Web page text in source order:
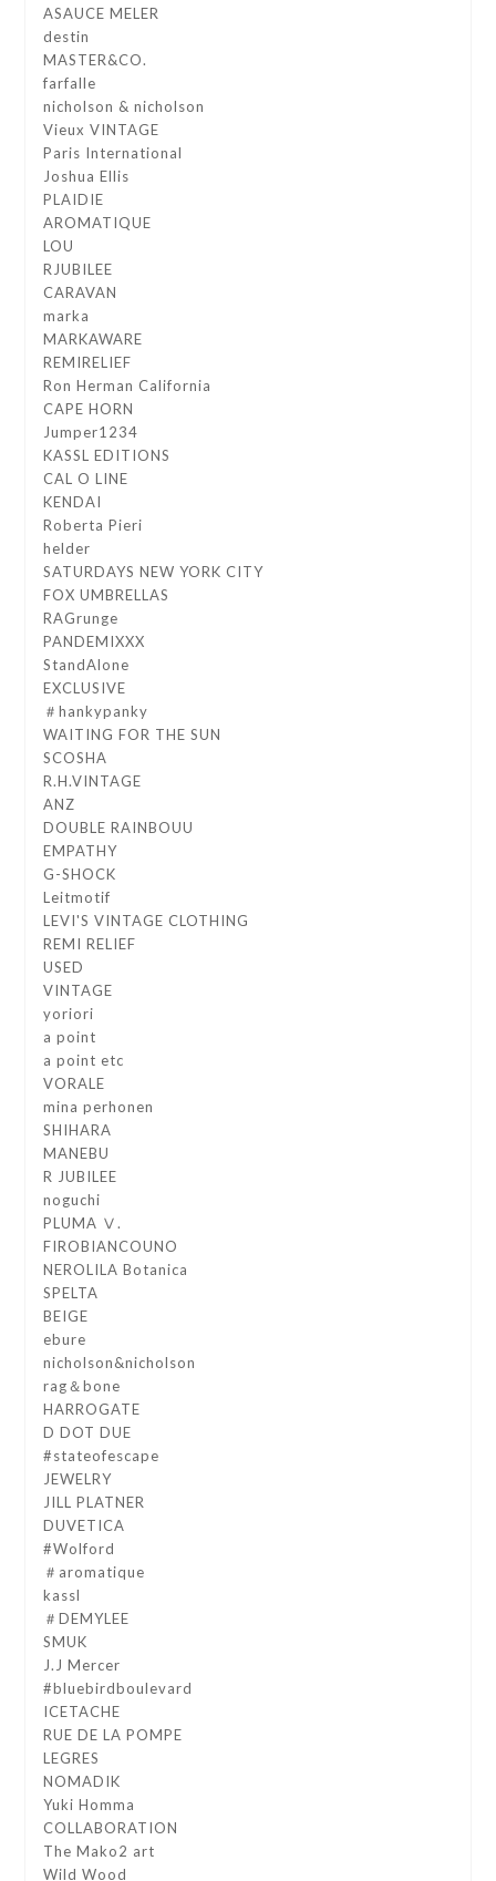
ASAUCE MELER
destin
MASTER&CO.
farfalle
nicholson & nicholson
Vieux VINTAGE
Paris International
Joshua Ellis
PLAIDIE
AROMATIQUE
LOU
RJUBILEE
CARAVAN
marka
MARKAWARE
REMIRELIEF
Ron Herman California
CAPE HORN
Jumper1234
KASSL EDITIONS
CAL O LINE
KENDAI
Roberta Pieri
helder
SATURDAYS NEW YORK CITY
FOX UMBRELLAS
RAGrunge
PANDEMIXXX
StandAlone
EXCLUSIVE
＃hankypanky
WAITING FOR THE SUN
SCOSHA
R.H.VINTAGE
ANZ
DOUBLE RAINBOUU
EMPATHY
G-SHOCK
Leitmotif
LEVI'S VINTAGE CLOTHING
REMI RELIEF
USED
VINTAGE
yoriori
a point
a point etc
VORALE
mina perhonen
SHIHARA
MANEBU
R JUBILEE
noguchi
PLUMA Ⅴ.
FIROBIANCOUNO
NEROLILA Botanica
SPELTA
BEIGE
ebure
nicholson&nicholson
rag＆bone
HARROGATE
D DOT DUE
#stateofescape
JEWELRY
JILL PLATNER
DUVETICA
#Wolford
＃aromatique
kassl
＃DEMYLEE
SMUK
J.J Mercer
#bluebirdboulevard
ICETACHE
RUE DE LA POMPE
LEGRES
NOMADIK
Yuki Homma
COLLABORATION
The Mako2 art
Wild Wood